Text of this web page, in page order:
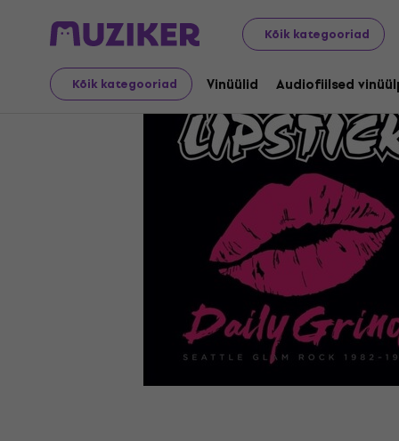
Kõik kategooriad
Kõik kategooriad Vinüülid Audiofiilsed
LP plaadid ja CD-d
Vinüülid